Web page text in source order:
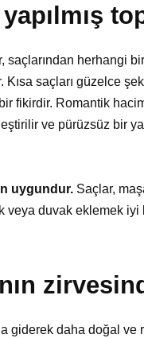
saçlarından herhangi
Kısa saçları güzelce
fikirdir. Romantik
ve pürüzsüz bir
uygundur. Saçlar,
veya duvak eklemek
giderek daha doğal